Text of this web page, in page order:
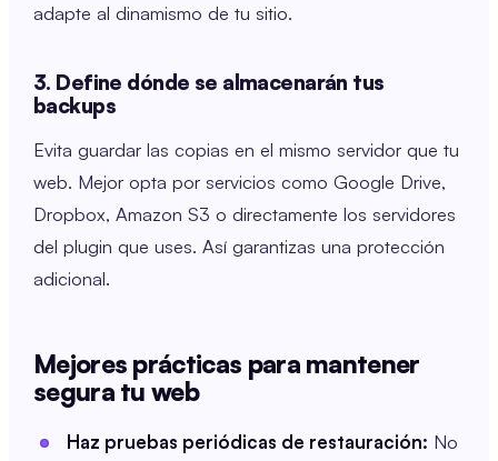
adapte al dinamismo de tu sitio.
3. Define dónde se almacenarán tus
backups
Evita guardar las copias en el mismo servidor que tu
web. Mejor opta por servicios como Google Drive,
Dropbox, Amazon S3 o directamente los servidores
del plugin que uses. Así garantizas una protección
adicional.
Mejores prácticas para mantener
segura tu web
Haz pruebas periódicas de restauración: No